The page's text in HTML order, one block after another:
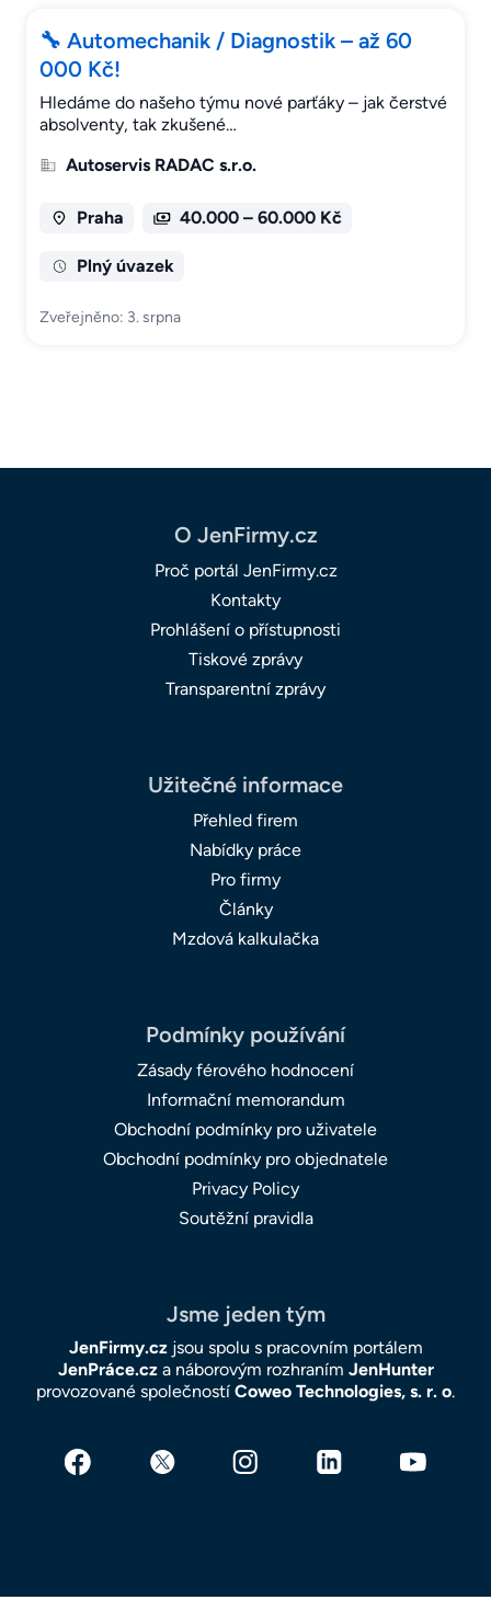
🔧 Automechanik / Diagnostik – až 60
000 Kč!
Hledáme do našeho týmu nové parťáky – jak čerstvé
absolventy, tak zkušené…
Autoservis RADAC s.r.o.
Praha 40.000 – 60.000 Kč
Plný úvazek
Zveřejněno: 3. srpna
O JenFirmy.cz
Proč portál JenFirmy.cz
Kontakty
Prohlášení o přístupnosti
Tiskové zprávy
Transparentní zprávy
Užitečné informace
Přehled firem
Nabídky práce
Pro firmy
Články
Mzdová kalkulačka
Podmínky používání
Zásady férového hodnocení
Informační memorandum
Obchodní podmínky pro uživatele
Obchodní podmínky pro objednatele
Privacy Policy
Soutěžní pravidla
Jsme jeden tým
JenFirmy.czjsou spolu s pracovním portálem
JenPráce.cza náborovým rozhraním JenHunter
provozované společností Coweo Technologies, s. r. o.